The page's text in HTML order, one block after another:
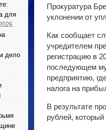
для
дело
Прокуратура
уклонении от
Как сообщает
учредителем
регистрацию в
последующем
предприятию,
налога на
В результате
рублей,